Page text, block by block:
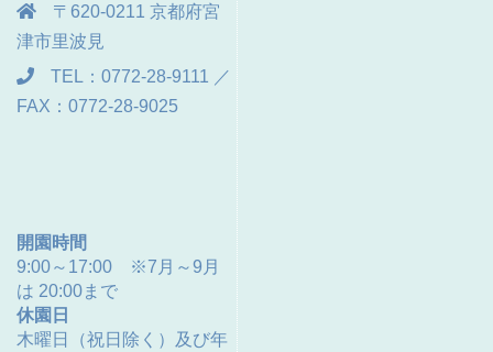
〒620-0211 京都府宮
津市里波見
TEL：0772-28-9111 ／
FAX：0772-28-9025
開園時間
9:00～17:00 ※7月～9月
は 20:00まで
休園日
木曜日（祝日除く）及び年